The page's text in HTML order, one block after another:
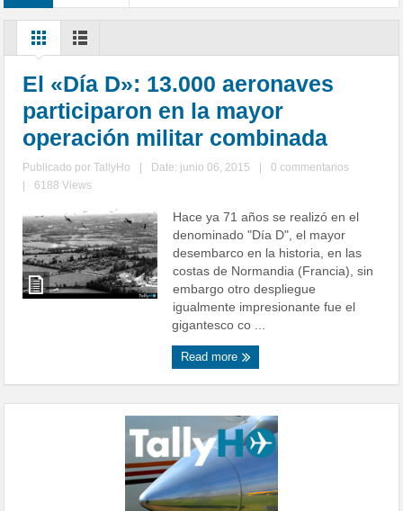
El «Día D»: 13.000 aeronaves
participaron en la mayor
operación militar combinada
Publicado porTallyHo Date: junio 06, 2015
0 commentarios
6188 Views
Hace ya 71 años se realizó en el
denominado "Día D", el mayor
desembarco en la historia, en las
costas de Normandia (Francia), sin
embargo otro despliegue
igualmente impresionante fue el
gigantesco co ...
Read more